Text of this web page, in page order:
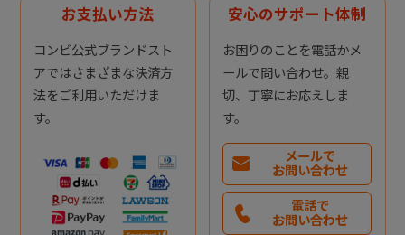
お支払い方法
コンビ公式ブランドスト
アではさまざまな決済方
法をご利用いただけま
す。
安心のサポート体制
お困りのことを電話かメ
ールで問い合わせ。親
切、丁寧にお応えしま
す。
メールで
お問い合わせ
電話で
お問い合わせ